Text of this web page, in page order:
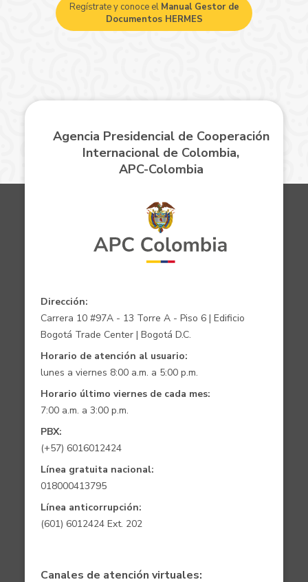
Regístrate y conoce el Manual Gestor de
Documentos HERMES
Agencia Presidencial de Cooperación
Internacional de Colombia,
APC-Colombia
Dirección:
Carrera 10 #97A - 13 Torre A - Piso 6 | Edificio
Bogotá Trade Center | Bogotá D.C.
Horario de atención al usuario:
lunes a viernes 8:00 a.m. a 5:00 p.m.
Horario último viernes de cada mes:
7:00 a.m. a 3:00 p.m.
PBX:
(+57) 6016012424
Línea gratuita nacional:
018000413795
Línea anticorrupción:
(601) 6012424 Ext. 202
Canales de atención virtuales: